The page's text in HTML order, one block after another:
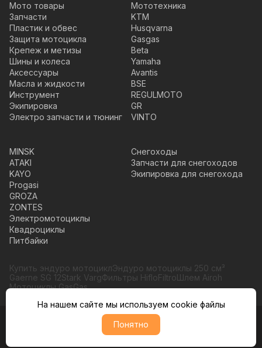
Мото товары
Запчасти
Пластик и обвес
Защита мотоцикла
Крепеж и метизы
Шины и колеса
Аксессуары
Масла и жидкости
Инструмент
Экипировка
Электро запчасти и тюнинг
Мототехника
KTM
Husqvarna
Gasgas
Beta
Yamaha
Avantis
BSE
REGULMOTO
GR
VINTO
MINSK
ATAKI
KAYO
Progasi
GROZA
ZONTES
Электромотоциклы
Квадроциклы
Питбайки
Снегоходы
Запчасти для снегоходов
Экипировка для снегохода
Купить эндуро мотоциклЭндуро мотоциклы 250 см³
Gaerne SG 12Stark VargФильтры HifloFiltroШлем Airoh
Мотоциклы GasGas
© Moto365, Все права защищены
Политика обратботки персональных данных
На нашем сайте мы используем cookie файлы
Понятно